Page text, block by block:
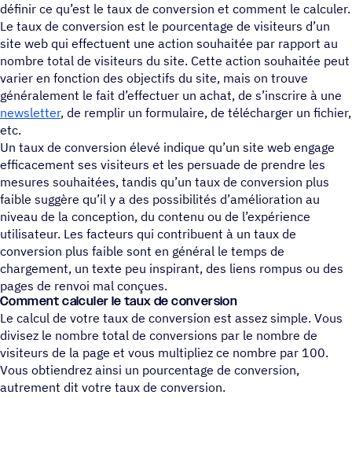
définir ce qu’est le taux de conversion et comment le calculer.
Le taux de conversion est le pourcentage de visiteurs d’un
site web qui effectuent une action souhaitée par rapport au
nombre total de visiteurs du site. Cette action souhaitée peut
varier en fonction des objectifs du site, mais on trouve
généralement le fait d’effectuer un achat, de s’inscrire à une
newsletter, de remplir un formulaire, de télécharger un fichier,
etc.
Un taux de conversion élevé indique qu’un site web engage
efficacement ses visiteurs et les persuade de prendre les
mesures souhaitées, tandis qu’un taux de conversion plus
faible suggère qu’il y a des possibilités d’amélioration au
niveau de la conception, du contenu ou de l’expérience
utilisateur. Les facteurs qui contribuent à un taux de
conversion plus faible sont en général le temps de
chargement, un texte peu inspirant, des liens rompus ou des
pages de renvoi mal conçues.
Comment calculer le taux de conversion
Le calcul de votre taux de conversion est assez simple. Vous
divisez le nombre total de conversions par le nombre de
visiteurs de la page et vous multipliez ce nombre par 100.
Vous obtiendrez ainsi un pourcentage de conversion,
autrement dit votre taux de conversion.